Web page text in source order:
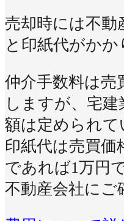
売却時には不動
と印紙代がかか
仲介手数料は売
しますが、宅
額は定められて
印紙代は売買価
であれば1万円
不動産会社にご